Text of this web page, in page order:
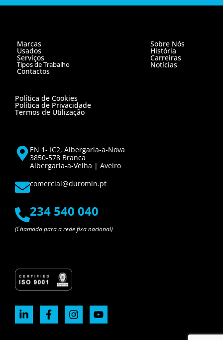
Marcas
Usados
Serviços
Tipos de Trabalho
Contactos
Sobre Nós
História
Carreiras
Notícias
Política de Cookies
Política de Privacidade
Termos de Utilização
EN 1- IC2, Albergaria-a-Nova
3850-578 Branca
Albergaria-a-Velha | Aveiro
comercial@duromin.pt
234 540 040
(Chamada para a rede fixa nacional)